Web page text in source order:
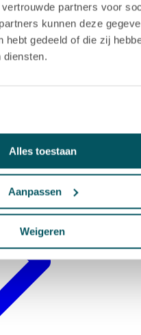
partners voor
kunnen deze
hebt gedeeld of die zij
diensten.
Alles toestaan
Aanpassen
Weigeren